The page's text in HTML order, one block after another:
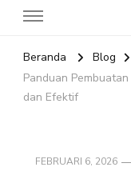
Beranda
Blog
Panduan
dan Efektif
FEBRUARI 6, 2026